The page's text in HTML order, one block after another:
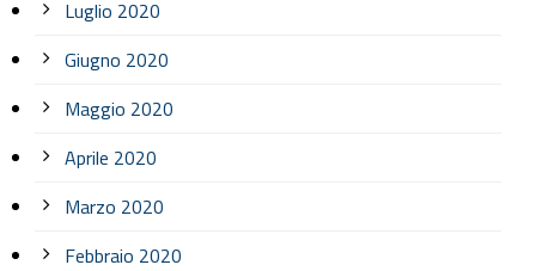
Luglio 2020
Giugno 2020
Maggio 2020
Aprile 2020
Marzo 2020
Febbraio 2020